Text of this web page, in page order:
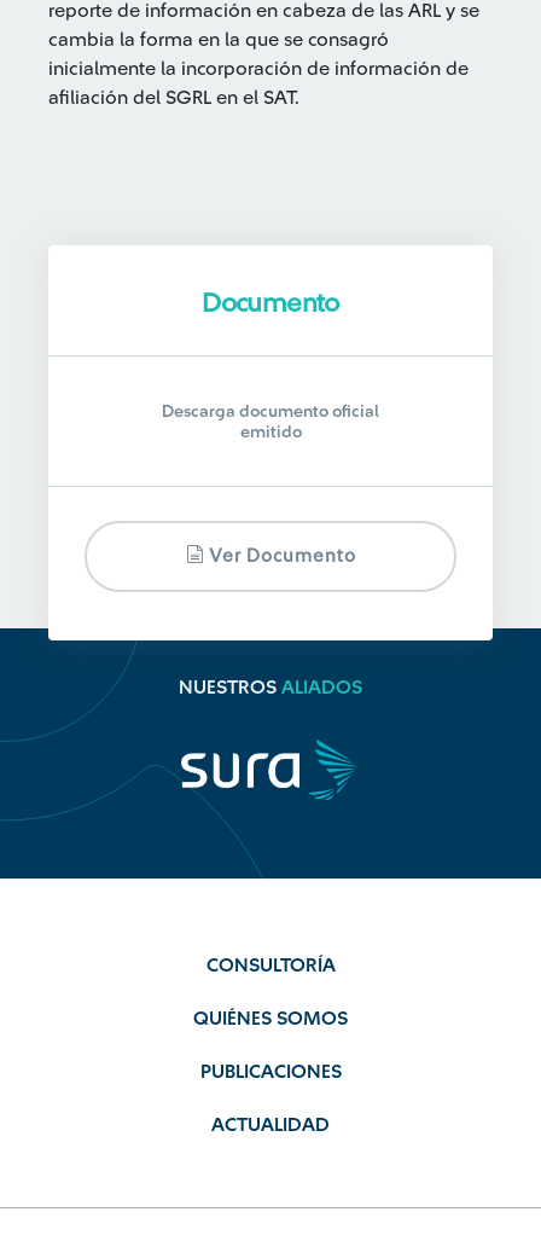
reporte de información en cabeza de las ARL y se
cambia la forma en la que se consagró
inicialmente la incorporación de información de
afiliación del SGRL en el SAT.
Documento
Descarga documento oficial
emitido
Ver Documento
NUESTROS ALIADOS
CONSULTORÍA
QUIÉNES SOMOS
PUBLICACIONES
ACTUALIDAD